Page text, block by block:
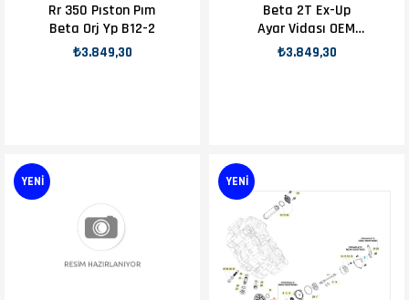
Rr 350 Pıston Pım
Beta Orj Yp B12-2
₺3.849,30
Beta 2T Ex-Up
Ayar Vidası OEM
B15-2
₺3.849,30
YENI YENI